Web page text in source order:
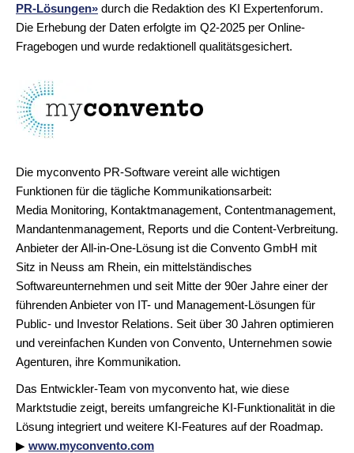
PR-Lösungen» durch die Redaktion des KI Expertenforum.
Die Erhebung der Daten erfolgte im Q2-2025 per Online-
Fragebogen und wurde redaktionell qualitätsgesichert.
Die myconvento PR-Software vereint alle wichtigen
Funktionen für die tägliche Kommunikationsarbeit:
Media Monitoring, Kontaktmanagement, Contentmanagement,
Mandantenmanagement, Reports und die Content-Verbreitung.
Anbieter der All-in-One-Lösung ist die Convento GmbH mit
Sitz in Neuss am Rhein, ein mittelständisches
Softwareunternehmen und seit Mitte der 90er Jahre einer der
führenden Anbieter von IT- und Management-Lösungen für
Public- und Investor Relations. Seit über 30 Jahren optimieren
und vereinfachen Kunden von Convento, Unternehmen sowie
Agenturen, ihre Kommunikation.
Das Entwickler-Team von myconvento hat, wie diese
Marktstudie zeigt, bereits umfangreiche KI-Funktionalität in die
Lösung integriert und weitere KI-Features auf der Roadmap.
▶ www.myconvento.com